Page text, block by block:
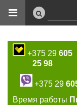
+375 29 605
25 98
+375 29
Время работы